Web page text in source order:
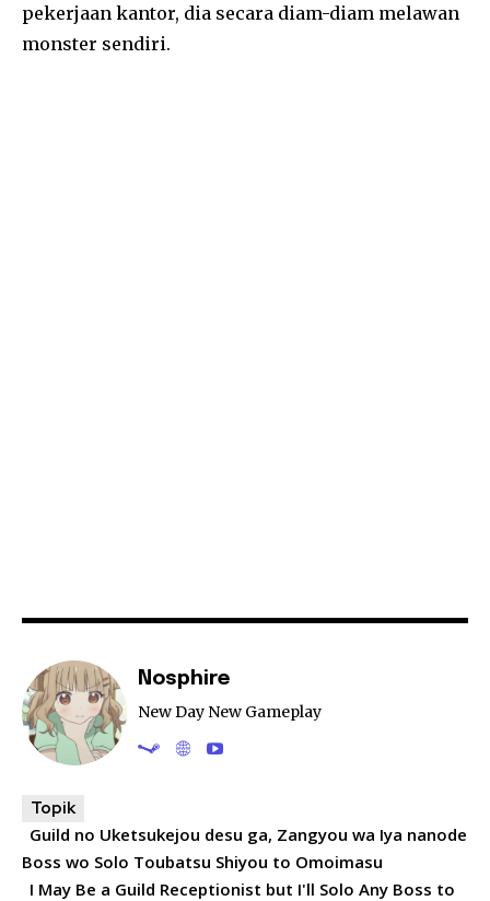
pekerjaan kantor, dia secara diam-diam melawan
monster sendiri.
Nosphire
New Day New Gameplay
Topik
Guild no Uketsukejou desu ga, Zangyou wa Iya nanode
Boss wo Solo Toubatsu Shiyou to Omoimasu
I May Be a Guild Receptionist but I'll Solo Any Boss to